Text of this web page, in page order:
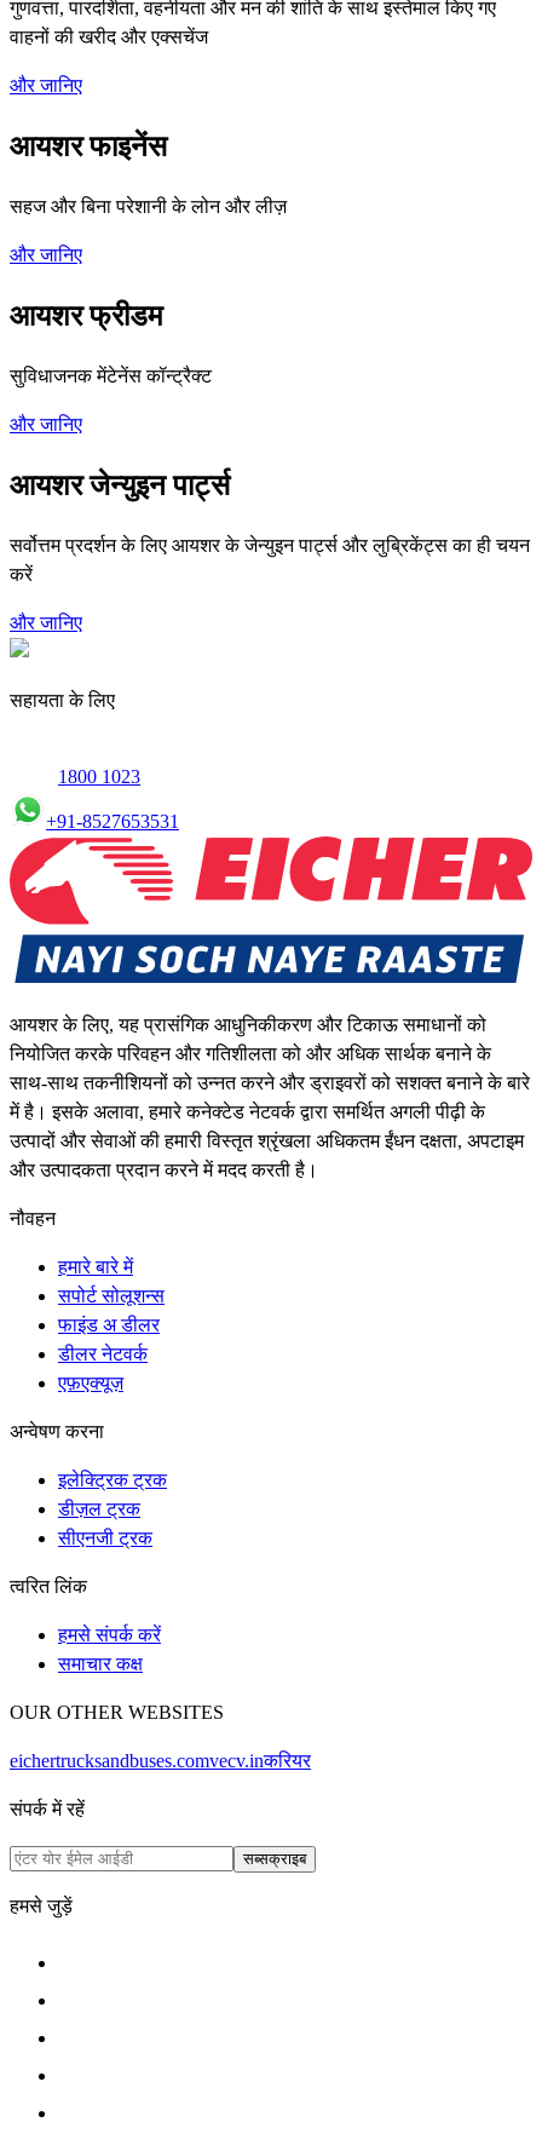
गुणवत्ता, पारदर्शिता, वहनीयता और मन की शांति के साथ इस्तेमाल किए गए
वाहनों की खरीद और एक्सचेंज
और जानिए
आयशर फाइनेंस
सहज और बिना परेशानी के लोन और लीज़
और जानिए
आयशर फ्रीडम
सुविधाजनक मेंटेनेंस कॉन्ट्रैक्ट
और जानिए
आयशर जेन्युइन पार्ट्स
सर्वोत्तम प्रदर्शन के लिए आयशर के जेन्युइन पार्ट्स और लुब्रिकेंट्स का ही चयन
करें
और जानिए
सहायता के लिए
1800 1023
+91-8527653531
आयशर के लिए, यह प्रासंगिक आधुनिकीकरण और टिकाऊ समाधानों को
नियोजित करके परिवहन और गतिशीलता को और अधिक सार्थक बनाने के
साथ-साथ तकनीशियनों को उन्नत करने और ड्राइवरों को सशक्त बनाने के बारे
में है। इसके अलावा, हमारे कनेक्टेड नेटवर्क द्वारा समर्थित अगली पीढ़ी के
उत्पादों और सेवाओं की हमारी विस्तृत श्रृंखला अधिकतम ईंधन दक्षता, अपटाइम
और उत्पादकता प्रदान करने में मदद करती है।
नौवहन
हमारे बारे में
सपोर्ट सोलूशन्स
फाइंड अ डीलर
डीलर नेटवर्क
एफ़एक्यूज़
अन्वेषण करना
इलेक्ट्रिक ट्रक
डीज़ल ट्रक
सीएनजी ट्रक
त्वरित लिंक
हमसे संपर्क करें
समाचार कक्ष
OUR OTHER WEBSITES
eichertrucksandbuses.comvecv.inकरियर
संपर्क में रहें
सब्सक्राइब
हमसे जुड़ें